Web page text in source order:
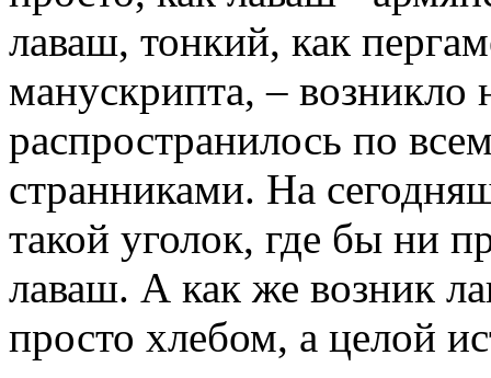
лаваш, тонкий, как
манускрипта, – возникло
распространилось по
странниками. На
такой уголок, где бы ни
лаваш. А как же возник
просто хлебом, а целой